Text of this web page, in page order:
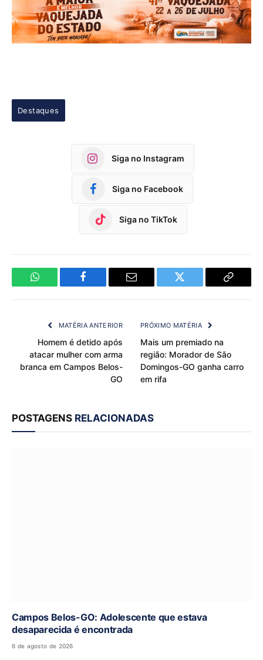
Destaques
Siga no Instagram
Siga no Facebook
Siga no TikTok
WhatsApp Facebook Email Twitter
Copy
MATÉRIA ANTERIOR
Homem é detido após
atacar mulher com arma
branca em Campos Belos-
GO
PRÓXIMO MATÉRIA
Mais um premiado na
região: Morador de São
Domingos-GO ganha carro
em rifa
POSTAGENS RELACIONADAS
Campos Belos-GO: Adolescente que estava
desaparecida é encontrada
6 de agosto de 2026